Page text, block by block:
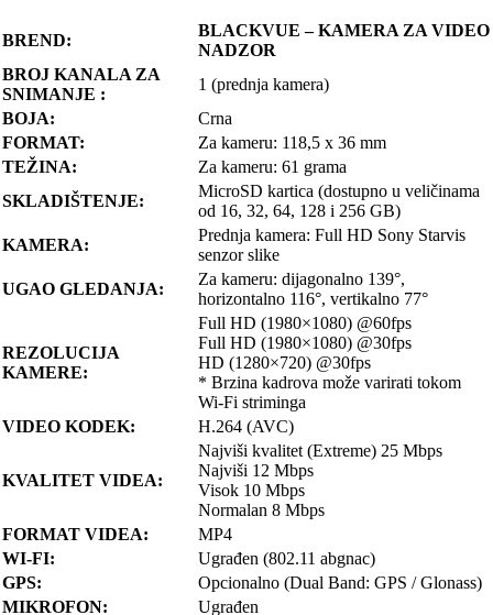
BREND:
BLACKVUE – KAMERA ZA VIDEO
NADZOR
BROJ KANALA ZA
SNIMANJE :
1 (prednja kamera)
BOJA:
Crna
FORMAT:
Za kameru: 118,5 x 36 mm
TEŽINA:
Za kameru: 61 grama
SKLADIŠTENJE:
MicroSD kartica (dostupno u veličinama
od 16, 32, 64, 128 i 256 GB)
KAMERA:
Prednja kamera: Full HD Sony Starvis
senzor slike
UGAO GLEDANJA:
Za kameru: dijagonalno 139°,
horizontalno 116°, vertikalno 77°
REZOLUCIJA
KAMERE:
Full HD (1980×1080) @60fps
Full HD (1980×1080) @30fps
HD (1280×720) @30fps
* Brzina kadrova može varirati tokom
Wi-Fi striminga
VIDEO KODEK:
H.264 (AVC)
KVALITET VIDEA:
Najviši kvalitet (Extreme) 25 Mbps
Najviši 12 Mbps
Visok 10 Mbps
Normalan 8 Mbps
FORMAT VIDEA:
MP4
WI-FI:
Ugrađen (802.11 abgnac)
GPS:
Opcionalno (Dual Band: GPS / Glonass)
MIKROFON:
Ugrađen